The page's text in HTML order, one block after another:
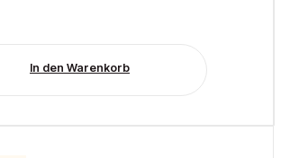
In den Warenkorb